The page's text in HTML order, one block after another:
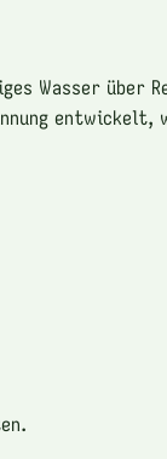
Wasser über